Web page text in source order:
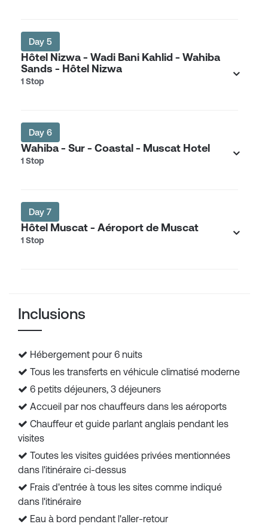
Day 5
Hôtel Nizwa - Wadi Bani Kahlid - Wahiba
Sands - Hôtel Nizwa
1 Stop
Day 6
Wahiba - Sur - Coastal - Muscat Hotel
1 Stop
Day 7
Hôtel Muscat - Aéroport de Muscat
1 Stop
Inclusions
Hébergement pour 6 nuits
Tous les transferts en véhicule climatisé moderne
6 petits déjeuners, 3 déjeuners
Accueil par nos chauffeurs dans les aéroports
Chauffeur et guide parlant anglais pendant les
visites
Toutes les visites guidées privées mentionnées
dans l'itinéraire ci-dessus
Frais d'entrée à tous les sites comme indiqué
dans l'itinéraire
Eau à bord pendant l'aller-retour